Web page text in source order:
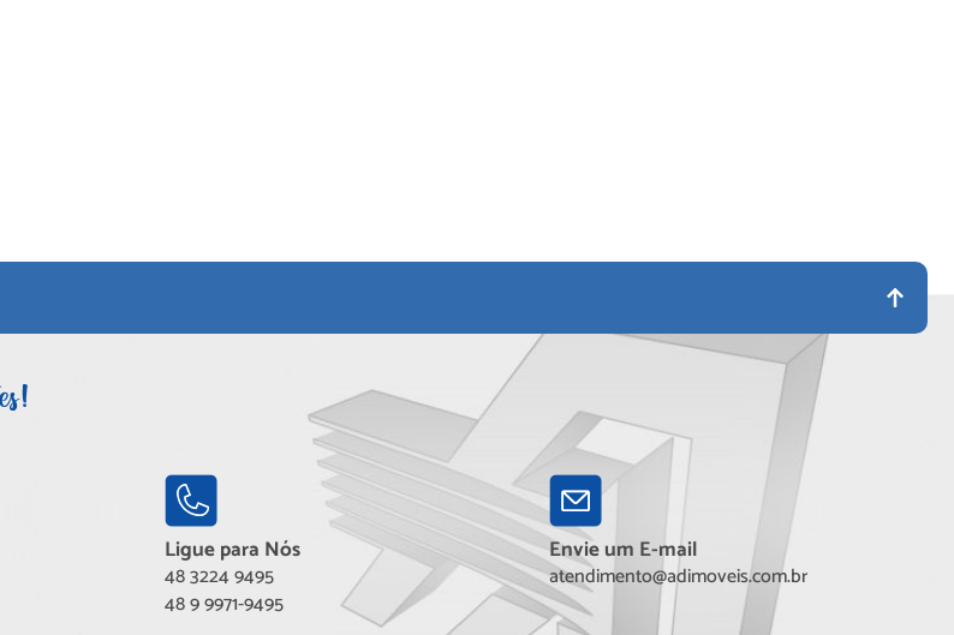
Ligue para Nós
48 3224 9495
48 9 9971-9495
Envie um E-mail
atendimento@adimoveis.com.br